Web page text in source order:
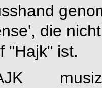
die
"Hajk" ist.